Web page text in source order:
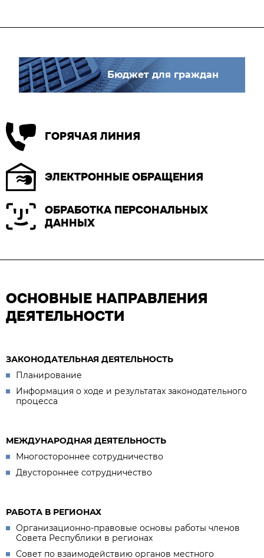
Бюджет для граждан
ГОРЯЧАЯ ЛИНИЯ
ЭЛЕКТРОННЫЕ ОБРАЩЕНИЯ
ОБРАБОТКА ПЕРСОНАЛЬНЫХ
ДАННЫХ
ОСНОВНЫЕ НАПРАВЛЕНИЯ
ДЕЯТЕЛЬНОСТИ
ЗАКОНОДАТЕЛЬНАЯ ДЕЯТЕЛЬНОСТЬ
Планирование
Информация о ходе и результатах законодательного
процесса
МЕЖДУНАРОДНАЯ ДЕЯТЕЛЬНОСТЬ
Многостороннее сотрудничество
Двустороннее сотрудничество
РАБОТА В РЕГИОНАХ
Организационно-правовые основы работы членов
Совета Республики в регионах
Совет по взаимодействию органов местного